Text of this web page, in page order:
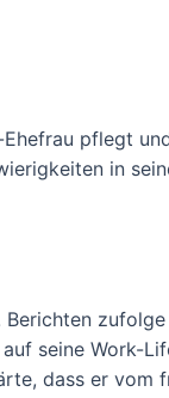
pflegt
in
Berichten
seine Work-
dass er vom